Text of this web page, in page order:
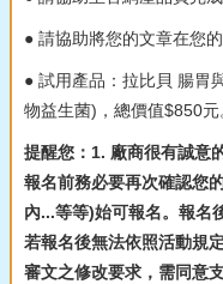
● 請協助將您的文章在您
● 試用產品：拉比貝 腸胃
物益生菌)，總價值$850元
提醒您：1. 廠商很有誠意
報名前務必要再次確認您
內...等等)始可報名。報名
若報名後無法依照活動規
審文之修改要求，需同意